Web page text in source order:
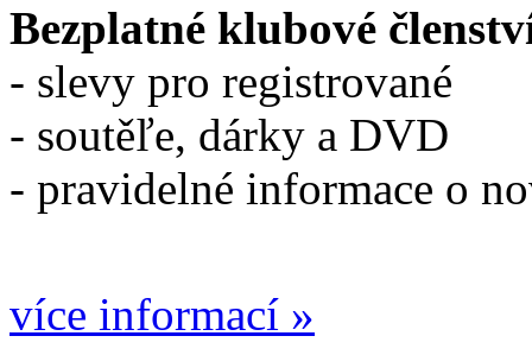
Bezplatné klubové
- slevy pro registrované
- soutěľe, dárky a DVD
- pravidelné informace o
více informací »